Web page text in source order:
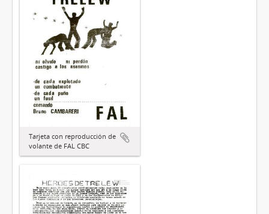
Tarjeta con reproducción de
volante de FAL CBC